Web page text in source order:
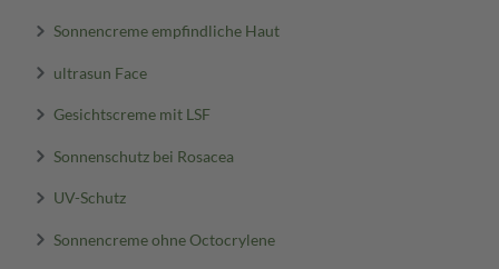
Sonnencreme empfindliche Haut
ultrasun Face
Gesichtscreme mit LSF
Sonnenschutz bei Rosacea
UV-Schutz
Sonnencreme ohne Octocrylene